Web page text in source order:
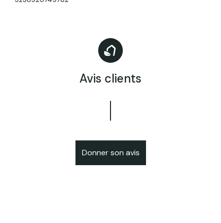
Avis clients
Donner son avis